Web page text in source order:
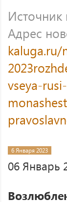
Адрес
kaluga.ru/
vseya-
6 Января 2023
06 Январь